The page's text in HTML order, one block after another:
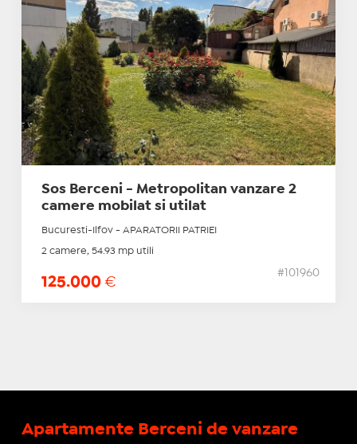
Sos Berceni - Metropolitan vanzare 2
camere mobilat si utilat
Bucuresti-Ilfov - APARATORII PATRIEI
2 camere, 54.93 mp utili
125.000 €
#101960
Apartamente Berceni de vanzare